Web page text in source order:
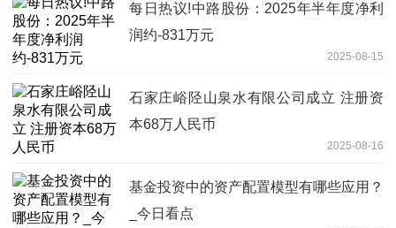
每日热议!中路股份：2025年半年度净利
润约-831万元
2025-08-15
石家庄峪陉山泉水有限公司成立 注册资
本68万人民币
2025-08-16
基金投资中的资产配置模型有哪些应用？
_今日看点